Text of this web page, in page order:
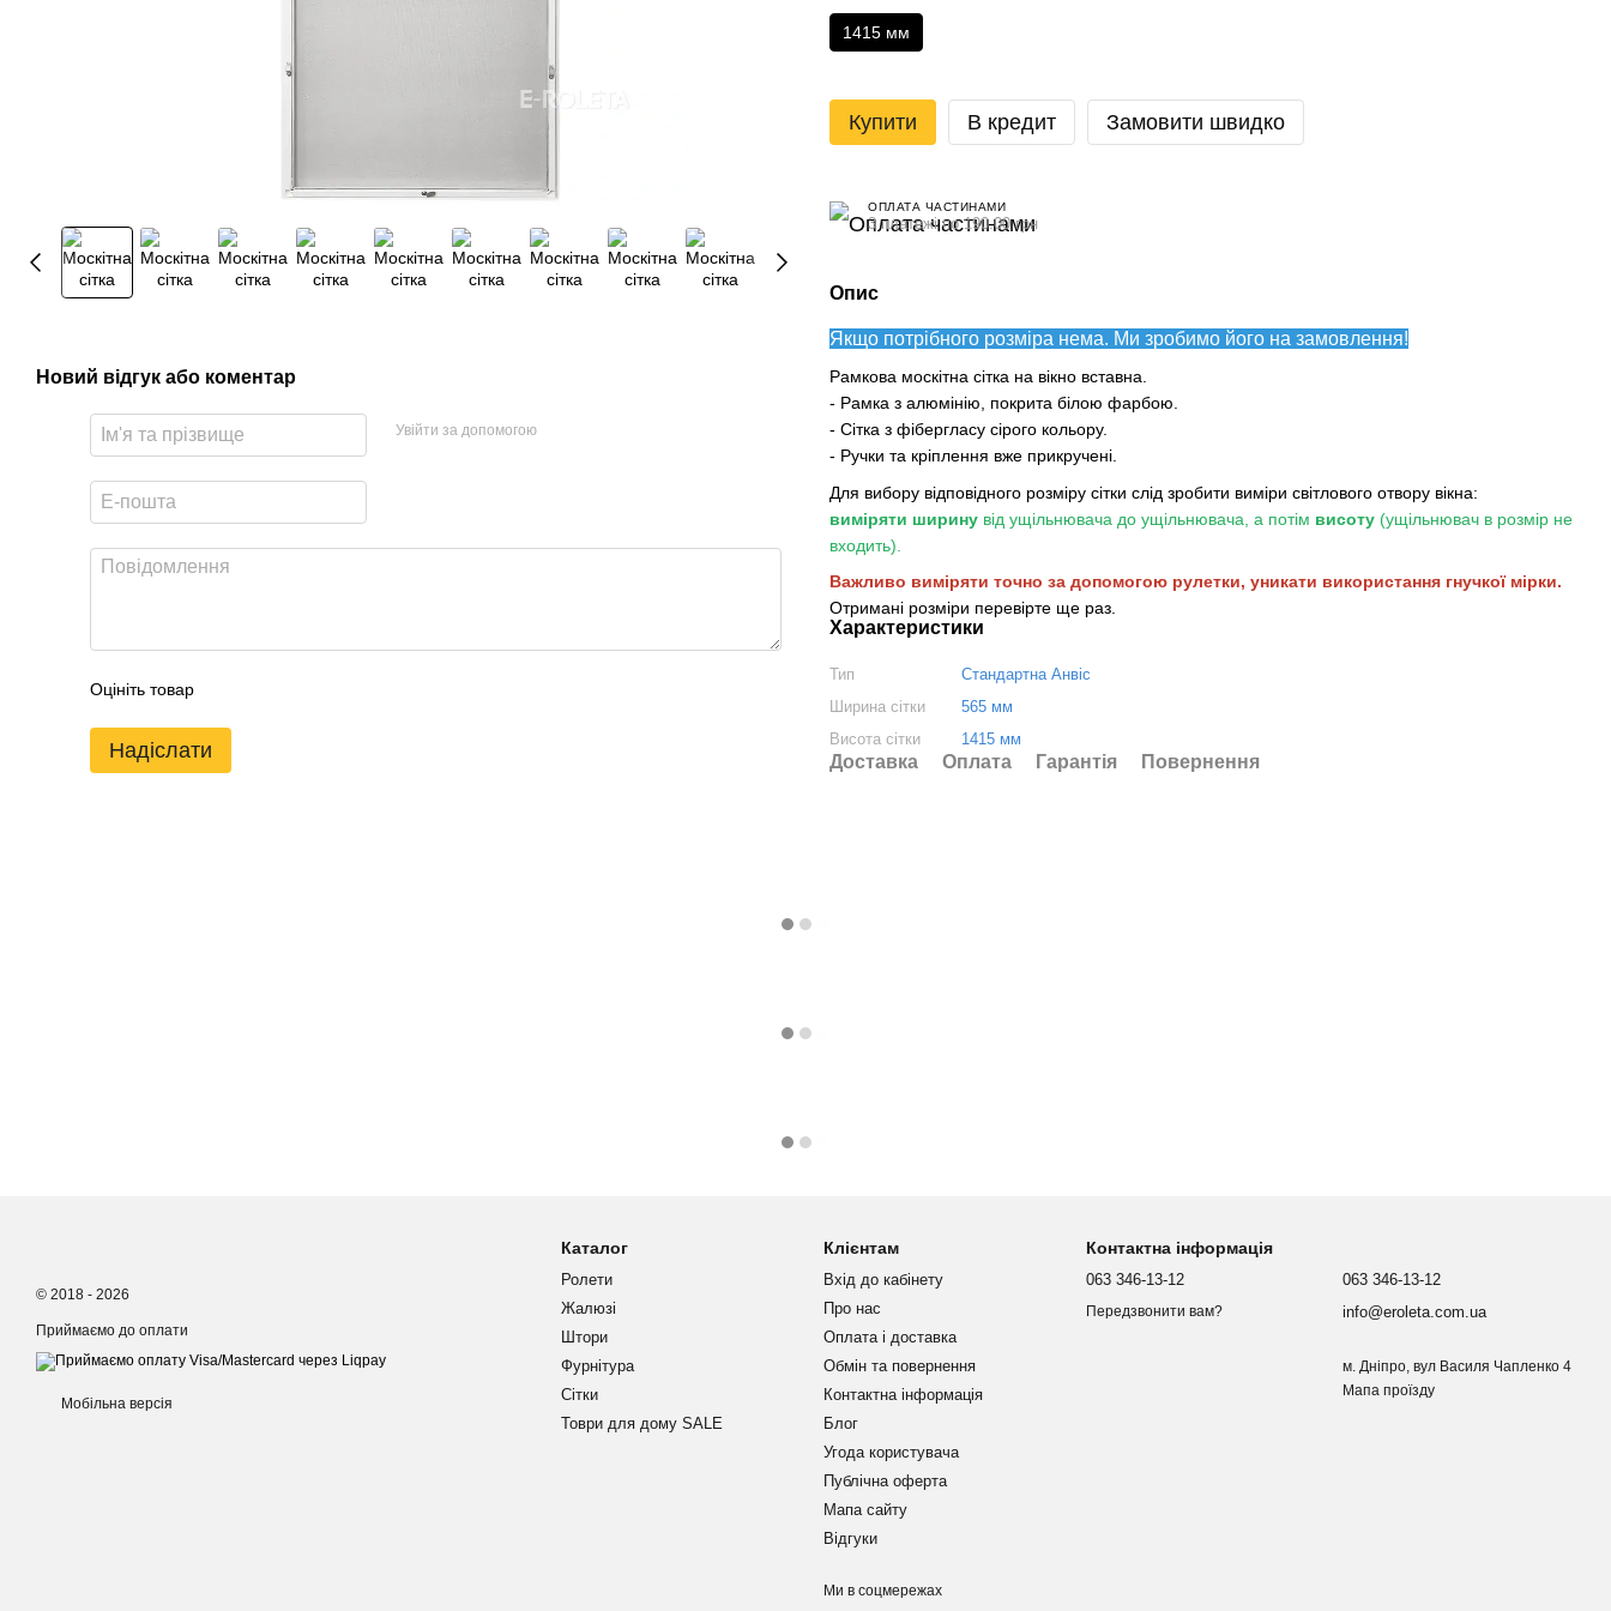
Новий відгук або коментар
Увійти за допомогою
Оцініть товар
Надіслати
1415 мм
Купити В кредит Замовити швидко
ОПЛАТА ЧАСТИНАМИ
3 платежі по 190.00 грн
Опис
Якщо потрібного розміра нема. Ми зробимо його на замовлення!
Рамкова москітна сітка на вікно вставна.
- Рамка з алюмінію, покрита білою фарбою.
- Сітка з фібергласу сірого кольору.
- Ручки та кріплення вже прикручені.
Для вибору відповідного розміру сітки слід зробити виміри світлового отвору вікна:
виміряти ширину від ущільнювача до ущільнювача, а потім висоту (ущільнювач в розмір не
входить).
Важливо виміряти точно за допомогою рулетки, уникати використання гнучкої мірки.
Отримані розміри перевірте ще раз.
Характеристики
Тип
Стандартна Анвіс
Ширина сітки
565 мм
Висота сітки
1415 мм
Доставка Оплата Гарантія Повернення
© 2018 - 2026
Приймаємо до оплати
Мобільна версія
Каталог
Ролети
Жалюзі
Штори
Фурнітура
Сітки
Товри для дому SALE
Клієнтам
Вхід до кабінету
Про нас
Оплата і доставка
Обмін та повернення
Контактна інформація
Блог
Угода користувача
Публічна оферта
Мапа сайту
Відгуки
Ми в соцмережах
Контактна інформація
063 346-13-12
Передзвонити вам?
063 346-13-12
info@eroleta.com.ua
м. Дніпро, вул Василя Чапленко 4
Мапа проїзду